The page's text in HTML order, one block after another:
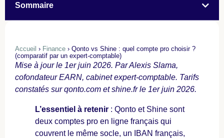
Accueil › Finance › Qonto vs Shine : quel compte pro choisir ?
(comparatif par un expert-comptable)
Mise à jour le 1er juin 2026. Par Alexis Slama,
cofondateur EARN, cabinet expert-comptable. Tarifs
constatés sur qonto.com et shine.fr le 1er juin 2026.
L’essentiel à retenir : Qonto et Shine sont
deux comptes pro en ligne français qui
couvrent le même socle, un IBAN français,
Sommaire